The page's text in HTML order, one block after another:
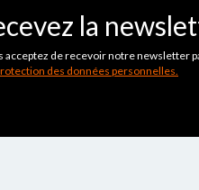
la
de recevoir notre newsletter
des données personnelles.